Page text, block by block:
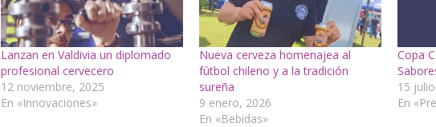
Lanzan en Valdivia un diplomado
profesional cervecero
12 noviembre, 2025
En «Innovaciones»
Nueva cerveza homenajea al
fútbol chileno y a la tradición
sureña
9 enero, 2026
En «Bebidas»
Copa
15
En